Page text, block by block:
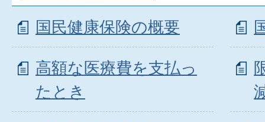
国民健康保険の概要
高額な医療費を支払っ
たとき